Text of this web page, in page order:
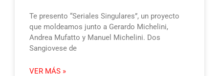
Te presento “Seriales Singulares”, un proyecto
que moldeamos junto a Gerardo Michelini,
Andrea Mufatto y Manuel Michelini. Dos
Sangiovese de
VER MÁS »